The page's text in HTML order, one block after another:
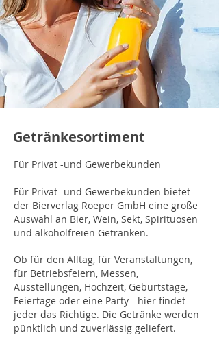
Getränkesortiment
Für Privat -und Gewerbekunden
Für Privat -und Gewerbekunden bietet
der Bierverlag Roeper GmbH eine große
Auswahl an Bier, Wein, Sekt, Spirituosen
und alkoholfreien Getränken.
Ob für den Alltag, für Veranstaltungen,
für Betriebsfeiern, Messen,
Ausstellungen, Hochzeit, Geburtstage,
Feiertage oder eine Party - hier findet
jeder das Richtige. Die Getränke werden
pünktlich und zuverlässig geliefert.